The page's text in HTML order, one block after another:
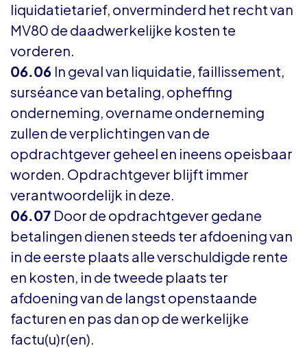
liquidatietarief, onverminderd het recht van
MV80 de daadwerkelijke kosten te
vorderen.
06.06 In geval van liquidatie, faillissement,
surséance van betaling, opheffing
onderneming, overname onderneming
zullen de verplichtingen van de
opdrachtgever geheel en ineens opeisbaar
worden. Opdrachtgever blijft immer
verantwoordelijk in deze.
06.07 Door de opdrachtgever gedane
betalingen dienen steeds ter afdoening van
in de eerste plaats alle verschuldigde rente
en kosten, in de tweede plaats ter
afdoening van de langst openstaande
facturen en pas dan op de werkelijke
factu(u)r(en).